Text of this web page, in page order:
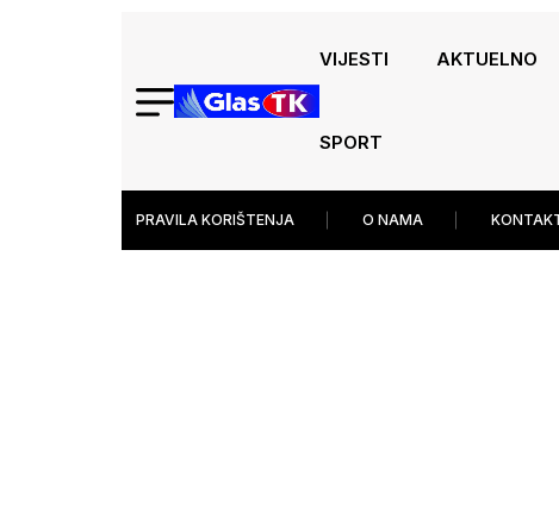
VIJESTI AKTUELNO
SPORT
PRAVILA KORIŠTENJA O NAMA